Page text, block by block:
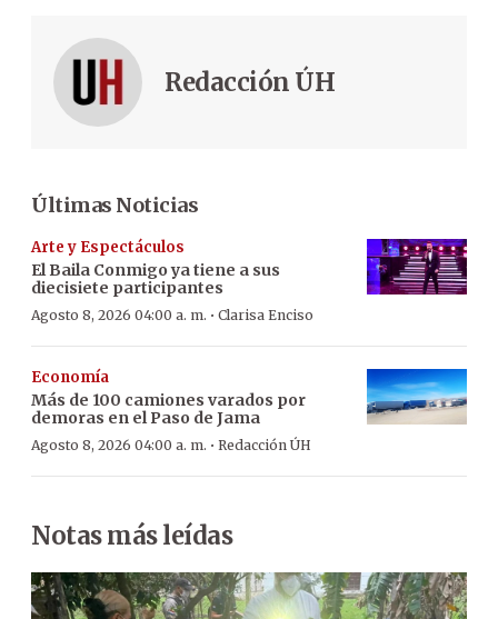
Redacción ÚH
Últimas Noticias
Arte y Espectáculos
El Baila Conmigo ya tiene a sus
diecisiete participantes
Agosto 8, 2026 04:00 a. m. · Clarisa Enciso
Economía
Más de 100 camiones varados por
demoras en el Paso de Jama
Agosto 8, 2026 04:00 a. m. · Redacción ÚH
Notas más leídas